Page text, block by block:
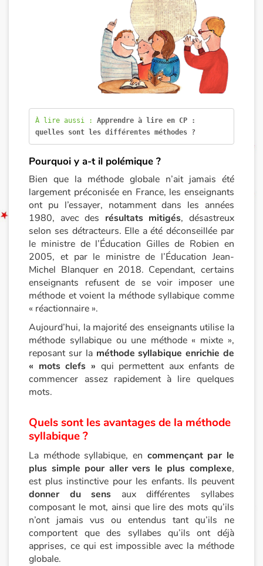
Fêtes et évènements
Amour et amitié
Sujets de société
Émotions et sentiments
Formats et illustrations
Catalogue anglais
Contraste +
Aide
Accueil
Famille
Écoles
Médiathèques
Vidéos & Tutoriaux
Blog
À lire aussi : Apprendre à lire en CP :
quelles sont les différentes méthodes ?
Pourquoi y a-t il polémique ?
Bien que la méthode globale n’ait jamais été
largement préconisée en France, les enseignants
ont pu l’essayer, notamment dans les années
1980, avec des résultats mitigés, désastreux
selon ses détracteurs. Elle a été déconseillée par
le ministre de l’Éducation Gilles de Robien en
2005, et par le ministre de l’Éducation Jean-
Michel Blanquer en 2018. Cependant, certains
enseignants refusent de se voir imposer une
méthode et voient la méthode syllabique comme
« réactionnaire ».
Aujourd’hui, la majorité des enseignants utilise la
méthode syllabique ou une méthode « mixte »,
reposant sur la méthode syllabique enrichie de
« mots clefs » qui permettent aux enfants de
commencer assez rapidement à lire quelques
mots.
Quels sont les avantages de la méthode
syllabique ?
La méthode syllabique, en commençant par le
plus simple pour aller vers le plus complexe,
est plus instinctive pour les enfants. Ils peuvent
donner du sens aux différentes syllabes
composant le mot, ainsi que lire des mots qu’ils
n’ont jamais vus ou entendus tant qu’ils ne
comportent que des syllabes qu’ils ont déjà
apprises, ce qui est impossible avec la méthode
globale.